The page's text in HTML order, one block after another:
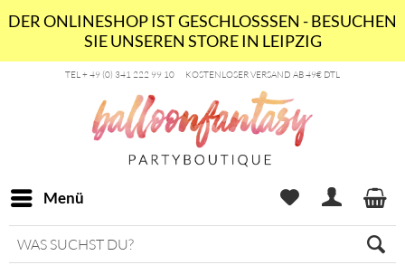
DER ONLINESHOP IST GESCHLOSSSEN - BESUCHEN
SIE UNSEREN STORE IN LEIPZIG
TEL + 49 (0) 341 222 99 10 KOSTENLOSER VERSAND AB 49€ DTL
Menü